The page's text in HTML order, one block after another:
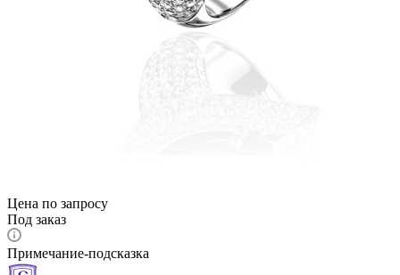
Цена по запросу
Под заказ
Примечание-подсказка